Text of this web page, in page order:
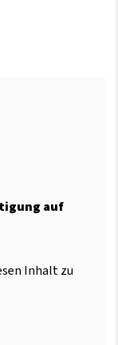
auf
Inhalt zu